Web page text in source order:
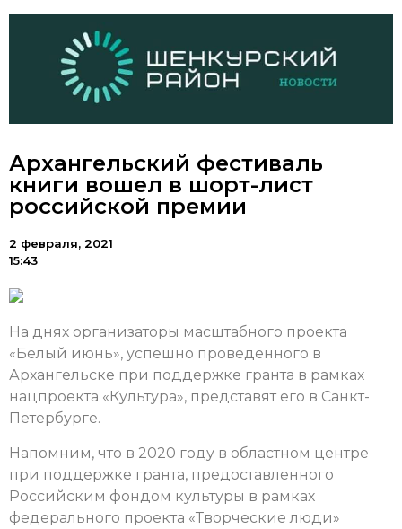
Архангельский фестиваль
книги вошел в шорт-лист
российской премии
2 февраля, 2021
15:43
На днях организаторы масштабного проекта
«Белый июнь», успешно проведенного в
Архангельске при поддержке гранта в рамках
нацпроекта «Культура», представят его в Санкт-
Петербурге.
Напомним, что в 2020 году в областном центре
при поддержке гранта, предоставленного
Российским фондом культуры в рамках
федерального проекта «Творческие люди»